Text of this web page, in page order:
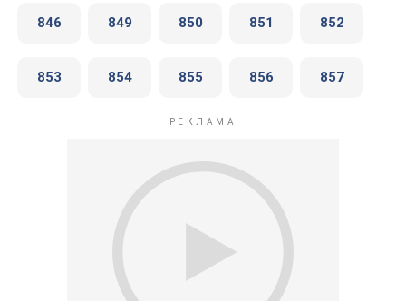
846 849 850 851 852
853 854 855 856 857